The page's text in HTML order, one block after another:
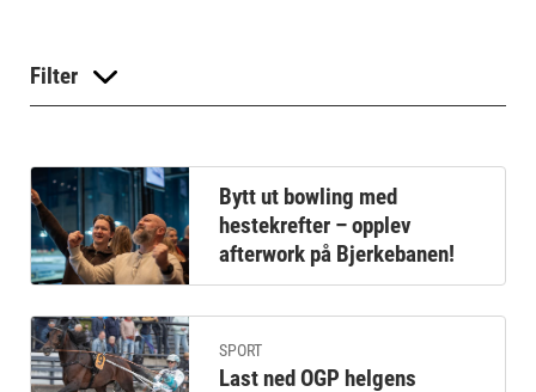
Filter
Bytt ut bowling med
hestekrefter – opplev
afterwork på Bjerkebanen!
SPORT
Last ned OGP helgens